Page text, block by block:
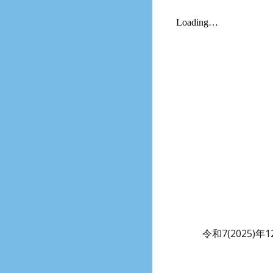
令和7(2025)年